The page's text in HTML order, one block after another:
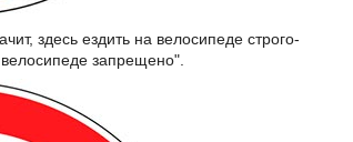
здесь ездить на велосипеде строго-
запрещено".